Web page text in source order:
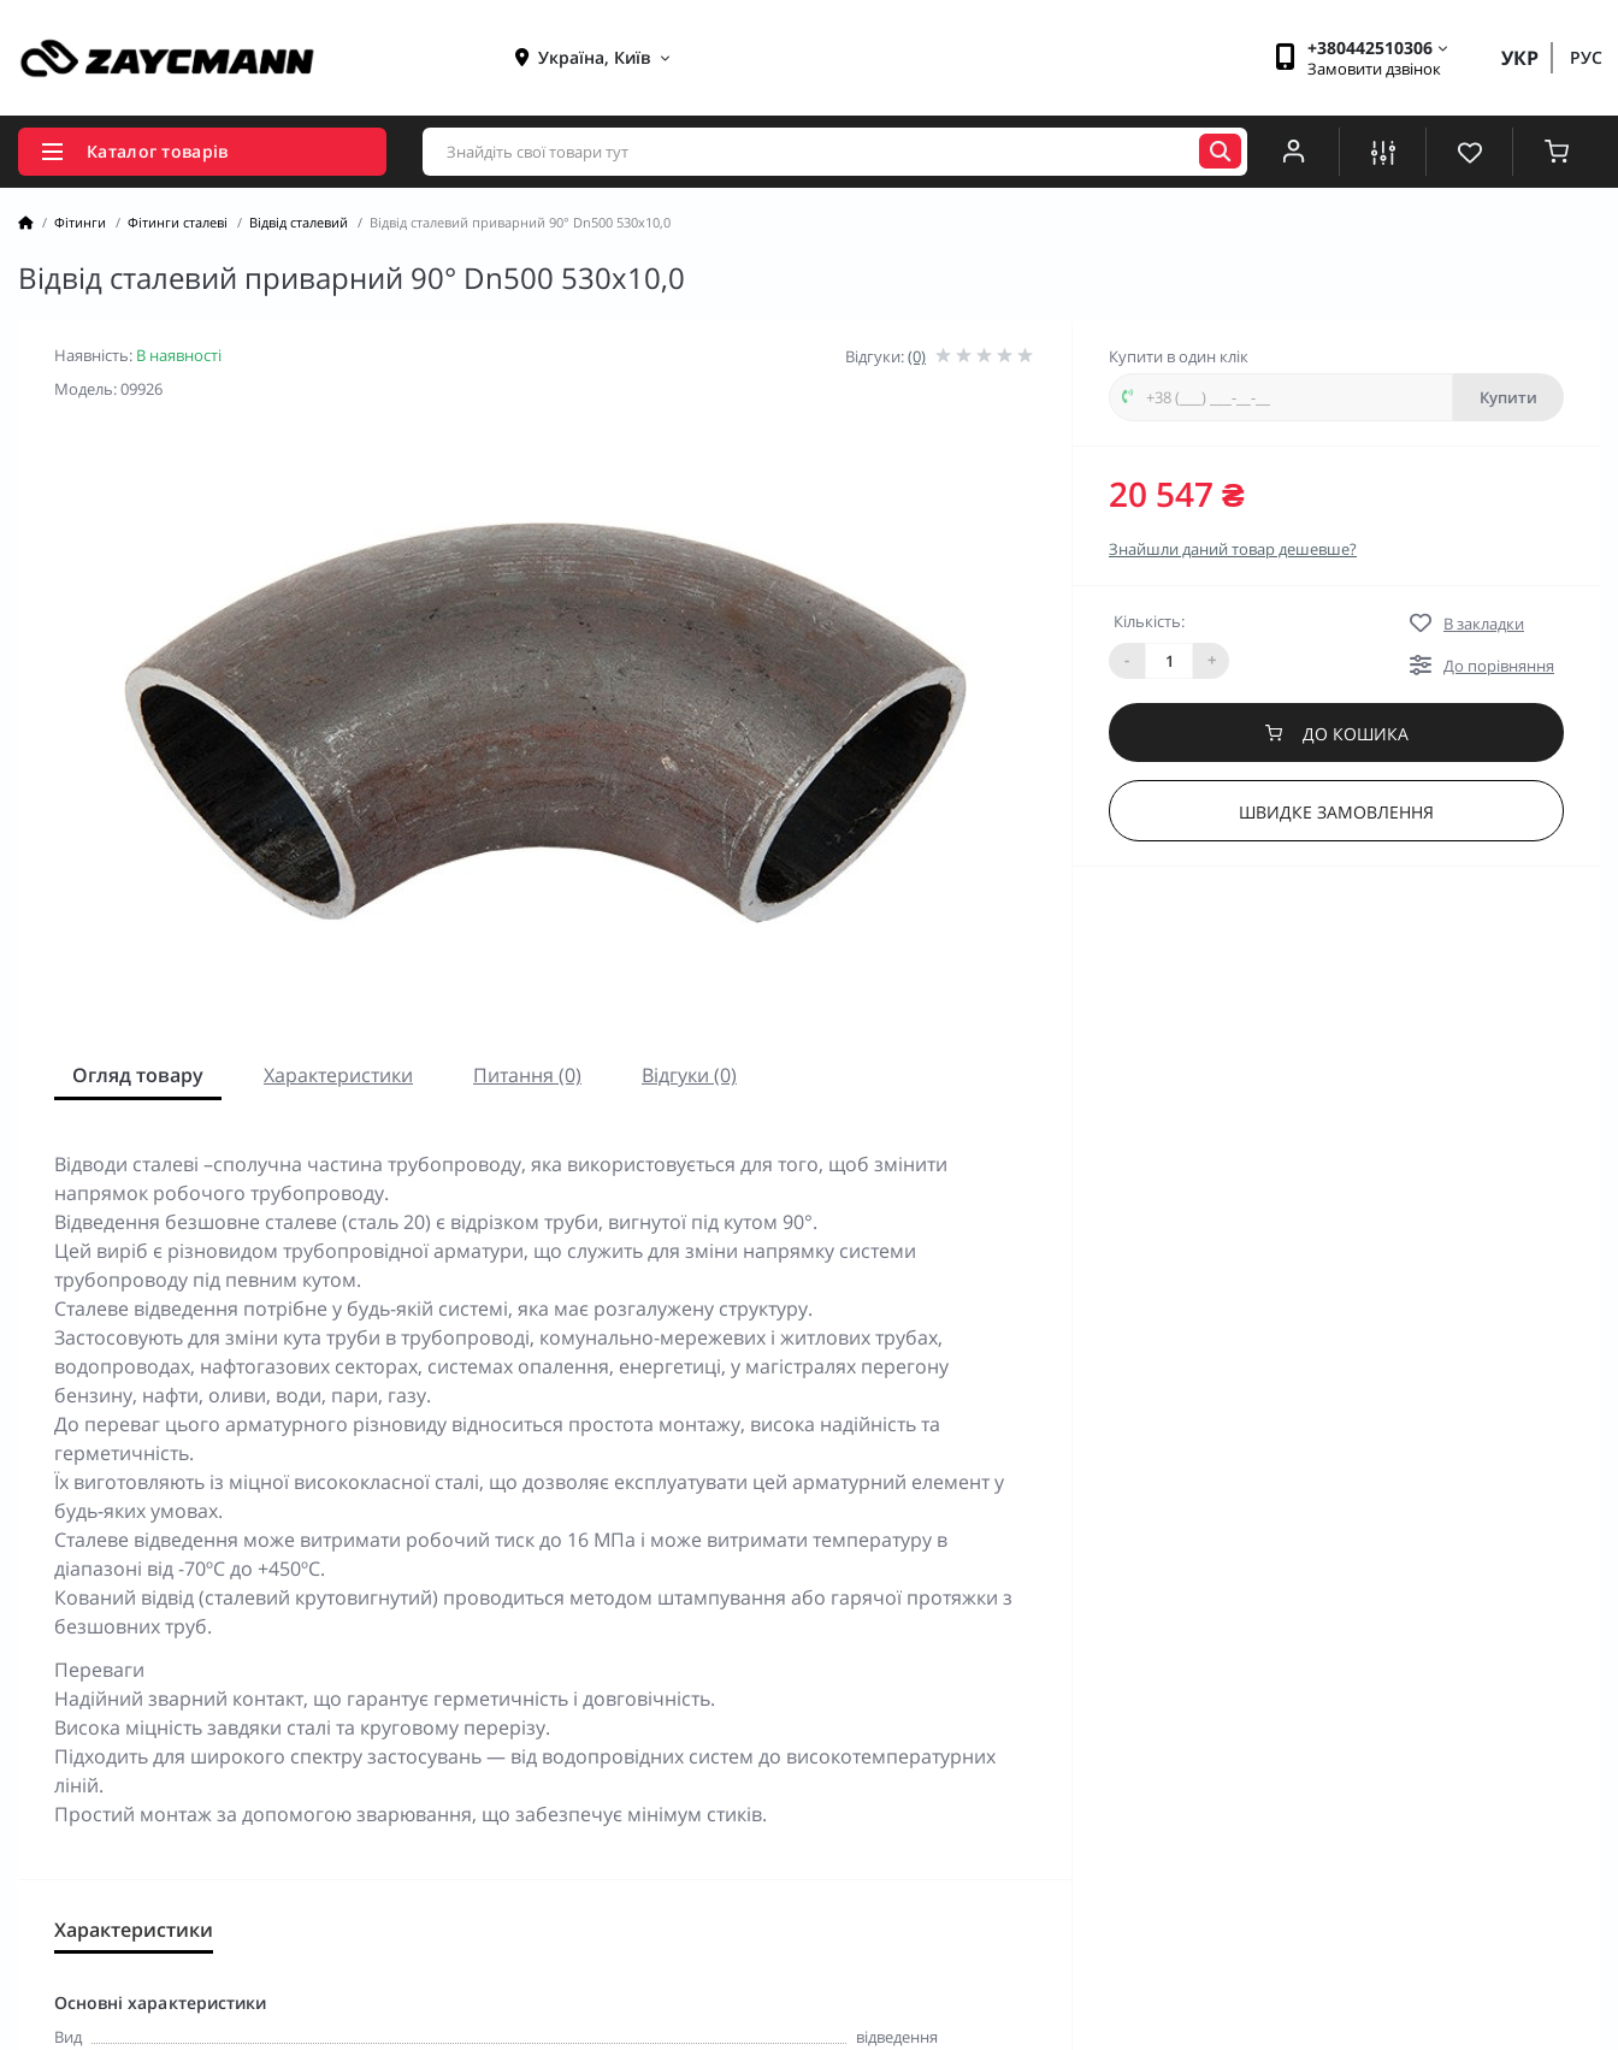
Україна, Київ +380442510306
Замовити дзвінок УКР РУС
Каталог товарів
Фітинги Фітинги сталеві Відвід сталевий Відвід сталевий приварний 90° Dn500 530х10,0
Відвід сталевий приварний 90° Dn500 530х10,0
Наявність: В наявності
Модель: 09926
Відгуки:(0)
Огляд товару Характеристики Питання (0) Відгуки (0)
Відводи сталеві –сполучна частина трубопроводу, яка використовується для того, щоб змінити
напрямок робочого трубопроводу.
Відведення безшовне сталеве (сталь 20) є відрізком труби, вигнутої під кутом 90°.
Цей виріб є різновидом трубопровідної арматури, що служить для зміни напрямку системи
трубопроводу під певним кутом.
Сталеве відведення потрібне у будь-якій системі, яка має розгалужену структуру.
Застосовують для зміни кута труби в трубопроводі, комунально-мережевих і житлових трубах,
водопроводах, нафтогазових секторах, системах опалення, енергетиці, у магістралях перегону
бензину, нафти, оливи, води, пари, газу.
До переваг цього арматурного різновиду відноситься простота монтажу, висока надійність та
герметичність.
Їх виготовляють із міцної висококласної сталі, що дозволяє експлуатувати цей арматурний елемент у
будь-яких умовах.
Сталеве відведення може витримати робочий тиск до 16 МПа і може витримати температуру в
діапазоні від -70ºC до +450ºC.
Кований відвід (сталевий крутовигнутий) проводиться методом штампування або гарячої протяжки з
безшовних труб.
Переваги
Надійний зварний контакт, що гарантує герметичність і довговічність.
Висока міцність завдяки сталі та круговому перерізу.
Підходить для широкого спектру застосувань — від водопровідних систем до високотемпературних
ліній.
Простий монтаж за допомогою зварювання, що забезпечує мінімум стиків.
Характеристики
Основні характеристики
Вид
відведення
Купити в один клік
Купити
20 547 ₴
Знайшли даний товар дешевше?
Кількість:
-
+
В закладки
До порівняння
ДО КОШИКА
ШВИДКЕ ЗАМОВЛЕННЯ